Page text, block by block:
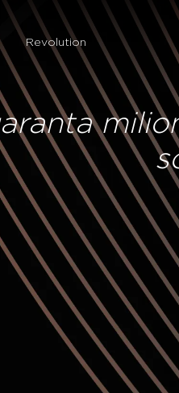
Revolution